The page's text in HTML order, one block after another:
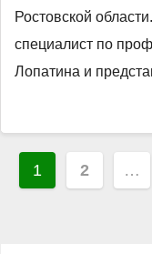
Ростовской
специалист по
Лопатина и
записей
1 2 …